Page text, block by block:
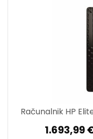
Računalnik HP
1.693,99